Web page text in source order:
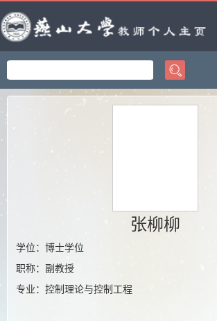
张柳柳
学位：博士学位
职称：副教授
专业：控制理论与控制工程